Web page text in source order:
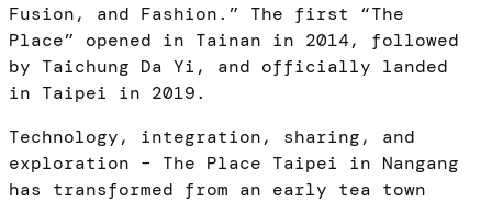
Fusion, and Fashion.” The first “The
Place” opened in Tainan in 2014, followed
by Taichung Da Yi, and officially landed
in Taipei in 2019.
Technology, integration, sharing, and
exploration – The Place Taipei in Nangang
has transformed from an early tea town